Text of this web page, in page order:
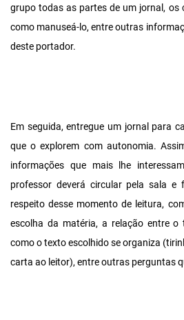
grupo todas as partes de um jornal, os
como manuseá-lo, entre outras
deste portador.
Em seguida, entregue um jornal para
que o explorem com autonomia.
informações que mais lhe
professor deverá circular pela sala e
respeito desse momento de leitura,
escolha da matéria, a relação entre
como o texto escolhido se organiza
carta ao leitor), entre outras perguntas